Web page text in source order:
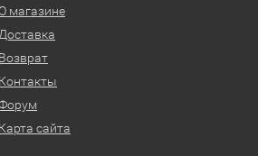
О магазине
Возврат
Контакты
Карта сайта